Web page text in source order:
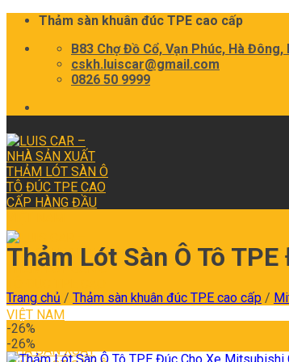
Thảm sàn khuân đúc TPE cao cấp
B83 Chợ Đồ Cổ, Vạn Phúc, Hà Đông,
cskh.luiscar@gmail.com
0826 50 9999
Thảm Lót Sàn Ô Tô
Trang chủ / Thảm sàn khuân đúc TPE cao cấp /
-26%
-26%